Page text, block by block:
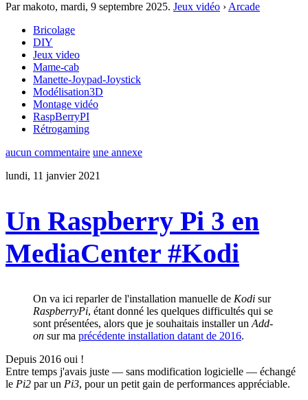
Par makoto, mardi, 9 septembre 2025. Jeux vidéo › Arcade
Bricolage
DIY
Jeux video
Mame-cab
Manette-Joypad-Joystick
Modélisation3D
Montage vidéo
RaspBerryPI
Rétrogaming
aucun commentaire une annexe
lundi, 11 janvier 2021
Un Raspberry Pi 3 en
MediaCenter #Kodi
On va ici reparler de l'installation manuelle de Kodi sur
RaspberryPi, étant donné les quelques difficultés qui se
sont présentées, alors que je souhaitais installer un Add-
on sur ma précédente installation datant de 2016.
Depuis 2016 oui !
Entre temps j'avais juste — sans modification logicielle — échangé
le Pi2 par un Pi3, pour un petit gain de performances appréciable.